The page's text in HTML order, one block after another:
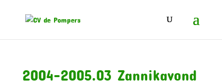
2004-2005.03 Zannikavond